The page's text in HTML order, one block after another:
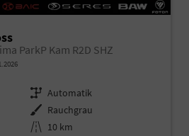
ParkP Kam R2D SHZ
Getriebe Automatik
Außenfarbe Rauchgrau
Kilometerstand 10 km